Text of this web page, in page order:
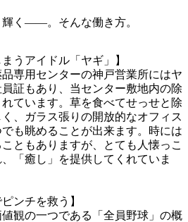
輝く――。そんな働き方。
うアイドル「ヤギ」】
専用センターの神戸営業所にはヤ
証もあり、当センター敷地内の除
ています。草を食べてせっせと除
、ガラス張りの開放的なオフィス
も眺めることが出来ます。時には
ともありますが、とても人懐っこ
「癒し」を提供してくれていま
ンチを救う】
観の一つである「全員野球」の概